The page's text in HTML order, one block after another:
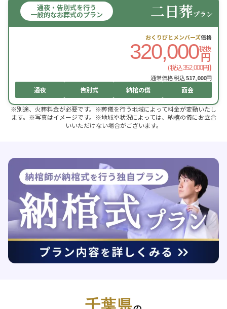
通夜・告別式を行う
一般的なお葬式のプラン 二日葬プラン
おくりびとメンバーズ価格
320,000税抜
円
(税込352,000円)
通常価格 税込517,000円
通夜 告別式 納棺の儀 面会
※別途、火葬料金が必要です。※葬儀を行う地域によって料金が変動いたし
ます。※写真はイメージです。※地域や状況によっては、納棺の儀にお立合
いいただけない場合がございます。
千葉県